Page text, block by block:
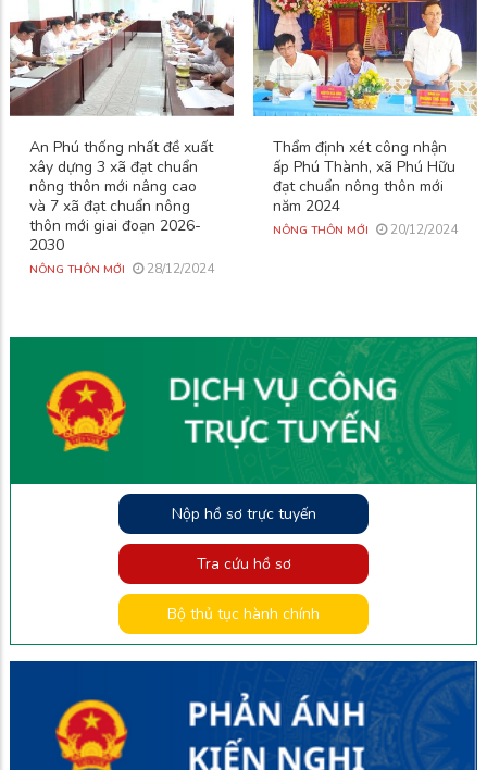
An Phú thống nhất đề xuất
xây dựng 3 xã đạt chuẩn
nông thôn mới nâng cao
và 7 xã đạt chuẩn nông
thôn mới giai đoạn 2026-
2030
NÔNG THÔN MỚI 28/12/2024
Thẩm định xét công nhận
ấp Phú Thành, xã Phú Hữu
đạt chuẩn nông thôn mới
năm 2024
NÔNG THÔN MỚI 20/12/2024
Nộp hồ sơ trực tuyến
Tra cứu hồ sơ
Bộ thủ tục hành chính